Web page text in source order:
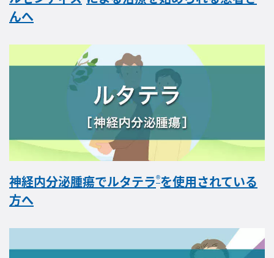
んへ
神経内分泌腫瘍でルタテラ®を使用されている
方へ